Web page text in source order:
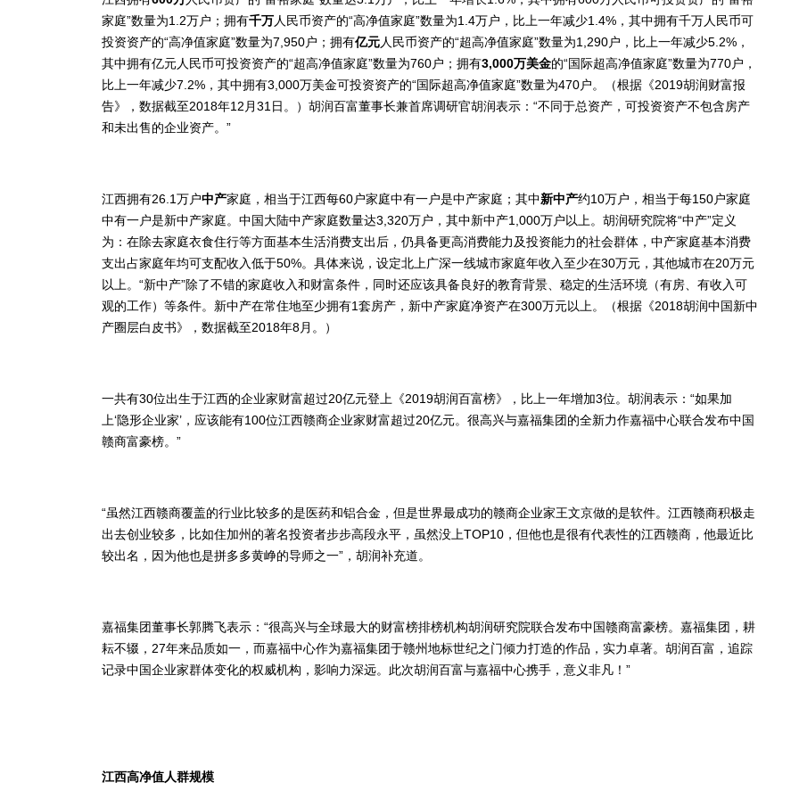
家庭”数量为1.2万户；拥有千万人民币资产的“高净值家庭”数量为1.4万户，比上一年减少1.4%，其中拥有千万人民币可
投资资产的“高净值家庭”数量为7,950户；拥有亿元人民币资产的“超高净值家庭”数量为1,290户，比上一年减少5.2%，
其中拥有亿元人民币可投资资产的“超高净值家庭”数量为760户；拥有3,000万美金的“国际超高净值家庭”数量为770户，
比上一年减少7.2%，其中拥有3,000万美金可投资资产的“国际超高净值家庭”数量为470户。（根据《2019胡润财富报
告》，数据截至2018年12 月31 日。
）胡润百富董事长兼首席调研官胡润表示：“不同于总资产，可投资资产不包含房产
和未出售的企业资产。”
江西拥有26.1万户中产家庭，相当于江西每60户家庭中有一户是中产家庭；其中新中产约10万户，相当于每150户家庭
中有一户是新中产家庭。中国大陆中产家庭数量达3,320万户，其中新中产1,000万户以上。胡润研究院将“中产”定义
为：在除去家庭衣食住行等方面基本生活消费支出后，仍具备更高消费能力及投资能力的社会群体，中产家庭基本消费
支出占家庭年均可支配收入低于50%。具体来说，设定北上广深一线城市家庭年收入至少在30万元，其他城市在20万元
以上。“新中产”除了不错的家庭收入和财富条件，同时还应该具备良好的教育背景、稳定的生活环境（有房、有收入可
观的工作）等条件。新中产在常住地至少拥有1套房产，新中产家庭净资产在300万元以上。（根据《2018胡润中国新中
产圈层白皮书》，数据截至2018年8月。 ）
一共有30位出生于江西的企业家财富超过20亿元登上《2019胡润百富榜》，比上一年增加3位。胡润表示：“如果加
上‘隐形企业家’，应该能有100位江西赣商企业家财富超过20亿元。很高兴与嘉福集团的全新力作嘉福中心联合发布中国
赣商富豪榜。”
“虽然江西赣商覆盖的行业比较多的是医药和铝合金，但是世界最成功的赣商企业家王文京做的是软件。江西赣商积极走
出去创业较多，比如住加州的著名投资者步步高段永平，虽然没上TOP10，但他也是很有代表性的江西赣商，他最近比
较出名，因为他也是拼多多黄峥的导师之一”，胡润补充道。
嘉福集团董事长郭腾飞表示：“很高兴与全球最大的财富榜排榜机构胡润研究院联合发布中国赣商富豪榜。嘉福集团，耕
耘不辍，27年来品质如一，而嘉福中心作为嘉福集团于赣州地标世纪之门倾力打造的作品，实力卓著。胡润百富，追踪
记录中国企业家群体变化的权威机构，影响力深远。此次胡润百富与嘉福中心携手，意义非凡！”
江西高净值人群规模